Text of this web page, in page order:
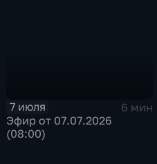
7 июля
6 мин
Эфир от 07.07.2026
(08:00)